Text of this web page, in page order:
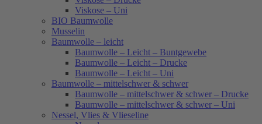
Viskose – Uni
BIO Baumwolle
Musselin
Baumwolle – leicht
Baumwolle – Leicht – Buntgewebe
Baumwolle – Leicht – Drucke
Baumwolle – Leicht – Uni
Baumwolle – mittelschwer & schwer
Baumwolle – mittelschwer & schwer – Drucke
Baumwolle – mittelschwer & schwer – Uni
Nessel, Vlies & Vlieseline